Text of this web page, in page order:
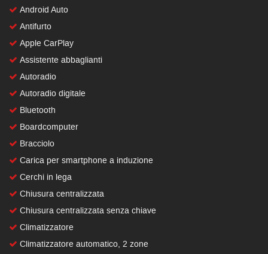
Android Auto
Antifurto
Apple CarPlay
Assistente abbaglianti
Autoradio
Autoradio digitale
Bluetooth
Boardcomputer
Bracciolo
Carica per smartphone a induzione
Cerchi in lega
Chiusura centralizzata
Chiusura centralizzata senza chiave
Climatizzatore
Climatizzatore automatico, 2 zone